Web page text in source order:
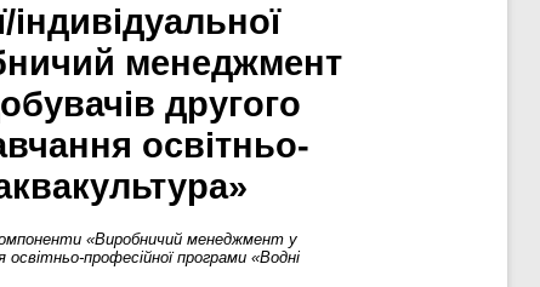
індивідуальної
менеджмент
другого
освітньо-
компоненти «Виробничий менеджмент у
професійної програми «Водні